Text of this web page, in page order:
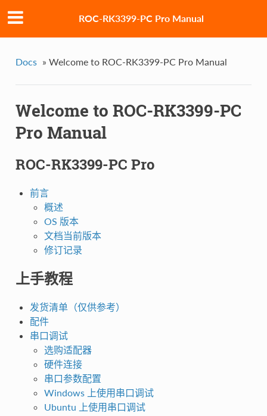
ROC-RK3399-PC Pro Manual
Docs » Welcome to ROC-RK3399-PC Pro Manual
Welcome to ROC-RK3399-PC
Pro Manual
ROC-RK3399-PC Pro
前言
概述
OS 版本
文档当前版本
修订记录
上手教程
发货清单（仅供参考）
配件
串口调试
选购适配器
硬件连接
串口参数配置
Windows 上使用串口调试
Ubuntu 上使用串口调试